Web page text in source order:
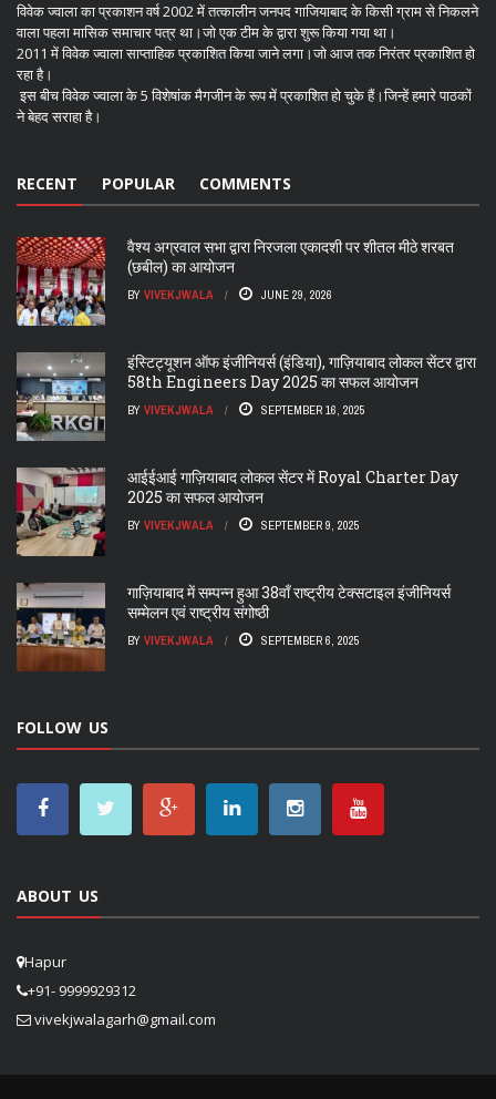
विवेक ज्वाला का प्रकाशन वर्ष 2002 में तत्कालीन जनपद गाजियाबाद के किसी ग्राम से निकलने
वाला पहला मासिक समाचार पत्र था।जो एक टीम के द्वारा शुरू किया गया था।
2011 में विवेक ज्वाला साप्ताहिक प्रकाशित किया जाने लगा।जो आज तक निरंतर प्रकाशित हो
रहा है।
इस बीच विवेक ज्वाला के 5 विशेषांक मैगजीन के रूप में प्रकाशित हो चुके हैं।जिन्हें हमारे पाठकों
ने बेहद सराहा है।
RECENT POPULAR COMMENTS
वैश्य अग्रवाल सभा द्वारा निरजला एकादशी पर शीतल मीठे शरबत
(छबील) का आयोजन
BY VIVEKJWALA JUNE 29, 2026
इंस्टिट्यूशन ऑफ इंजीनियर्स (इंडिया), गाज़ियाबाद लोकल सेंटर द्वारा
58th Engineers Day 2025 का सफल आयोजन
BY VIVEKJWALA SEPTEMBER 16, 2025
आईईआई गाज़ियाबाद लोकल सेंटर में Royal Charter Day
2025 का सफल आयोजन
BY VIVEKJWALA SEPTEMBER 9, 2025
गाज़ियाबाद में सम्पन्न हुआ 38वाँ राष्ट्रीय टेक्सटाइल इंजीनियर्स
सम्मेलन एवं राष्ट्रीय संगोष्ठी
BY VIVEKJWALA SEPTEMBER 6, 2025
FOLLOW US
ABOUT US
Hapur
+91- 9999929312
vivekjwalagarh@gmail.com